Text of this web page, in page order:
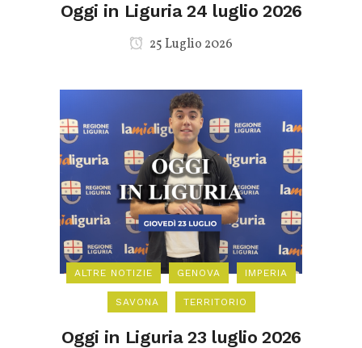
Oggi in Liguria 24 luglio 2026
25 Luglio 2026
ALTRE NOTIZIE GENOVA IMPERIA
SAVONA TERRITORIO
Oggi in Liguria 23 luglio 2026